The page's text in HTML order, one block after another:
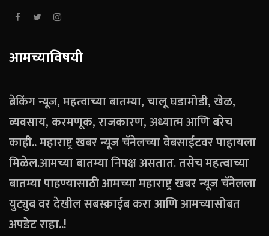
आमच्याविषयी
ब्रेकिंग न्यूज, महत्वाच्या बातम्या, चालू घडामोडी, खेळ,
व्यवसाय, करमणूक, राजकारण, अध्यात्म आणि बरेच
काही.. महाराष्ट्र खबर न्यूज चॅनेलच्या वेबसाईटवर पाहायला
मिळेल.आमच्या बातम्या निपक्ष असतात. तसेच महत्वाच्या
बातम्या पाहण्यासाठी आमच्या महाराष्ट्र खबर न्यूज चॅनेलला
युट्युब वर देखील सबस्क्राईब करा आणि आमच्यासोबत
अपडेट राहा..!